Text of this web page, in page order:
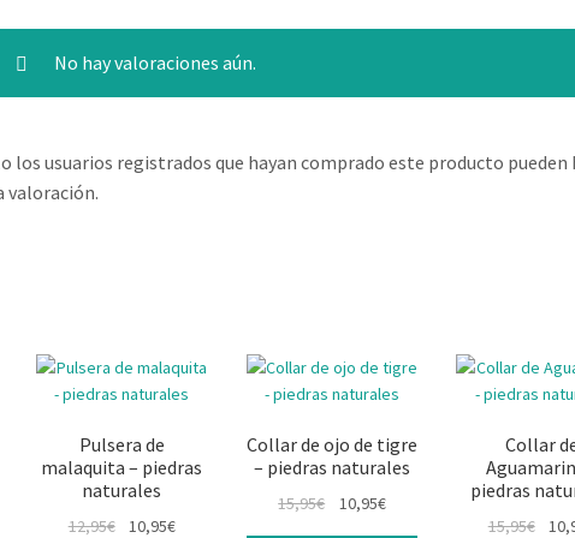
No hay valoraciones aún.
los usuarios registrados que hayan comprado este producto pueden
valoración.
Pulsera de
malaquita – piedras
naturales
12,95€ 10,95€El
Collar de ojo de tigre
– piedras naturales
15,95€ 10,95€El
Collar
piedras
15,95€